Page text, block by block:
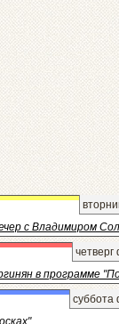
с Владимиром
в программе
суббота